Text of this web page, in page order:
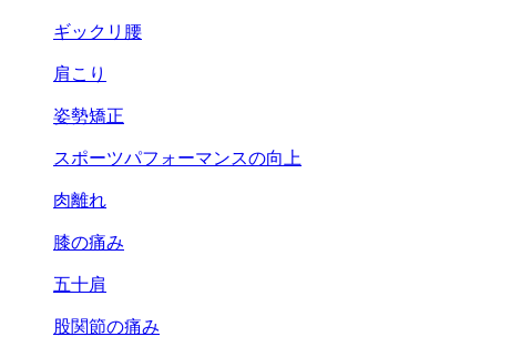
ギックリ腰
肩こり
姿勢矯正
スポーツパフォーマンスの向上
肉離れ
膝の痛み
五十肩
股関節の痛み